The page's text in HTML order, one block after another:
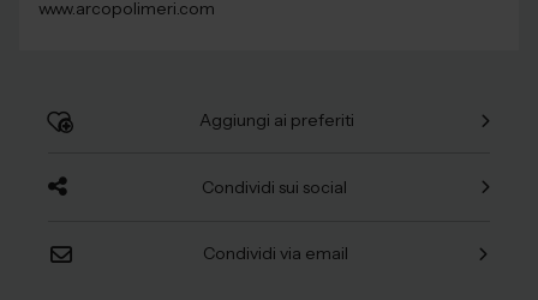
www.arcopolimeri.com
Aggiungi ai preferiti
Condividi sui social
Condividi via email